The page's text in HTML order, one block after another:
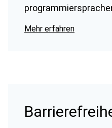
Mehr erfahren